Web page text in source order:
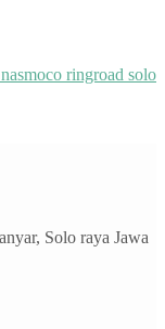
Solo raya Jawa